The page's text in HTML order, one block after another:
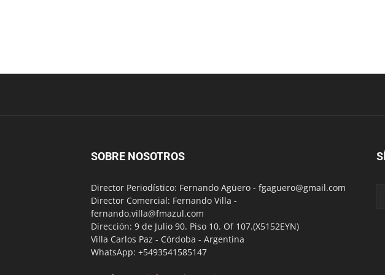
SOBRE NOSOTROS
Director Periodístico: Fernando Agüero - fgaguero@gmail.com
Director Comercial: Fernando Villa -
fernando.villa@fmazul.com
Dirección: 9 de Julio 90. Piso 10. Of 107.(X5152EYN)
Villa Carlos Paz - Córdoba - Argentina
WhatsApp: +5493541585147